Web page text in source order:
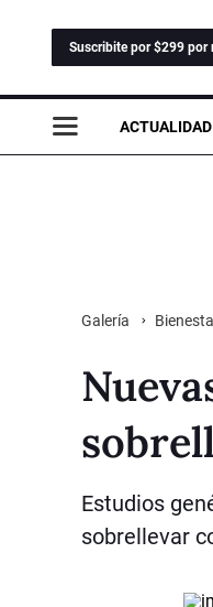
Suscribite por $299 por
ACTUALIDAD
Galería
Estudios
sobrellevar